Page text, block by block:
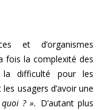
et d’organismes
fois la complexité des
la difficulté pour les
usagers d’avoir une
? ». D’autant plus